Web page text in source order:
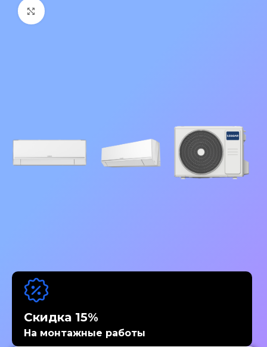
Нажмите, чтобы увеличить изображение
Скидка 15%
На монтажные работы